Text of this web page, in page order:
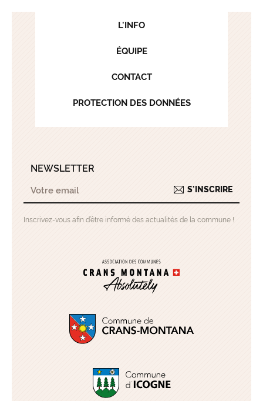
L'INFO
ÉQUIPE
CONTACT
PROTECTION DES DONNÉES
NEWSLETTER
S'INSCRIRE
Inscrivez-vous afin d’être informé des actualités de la commune !